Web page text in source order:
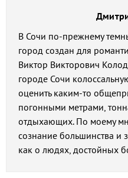
В Сочи по-прежнему
город создан для
Виктор Викторович
городе Сочи
оценить каким-то
погонными метрами,
отдыхающих. По моему
сознание большинства и
как о людях, достойных